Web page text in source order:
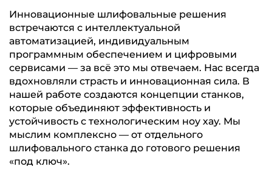
Инновационные шлифовальные решения
встречаются с интеллектуальной
автоматизацией, индивидуальным
программным обеспечением и цифровыми
сервисами — за всё это мы отвечаем. Нас всегда
вдохновляли страсть и инновационная сила. В
нашей работе создаются концепции станков,
которые объединяют эффективность и
устойчивость с технологическим ноу хау. Мы
мыслим комплексно — от отдельного
шлифовального станка до готового решения
«под ключ».